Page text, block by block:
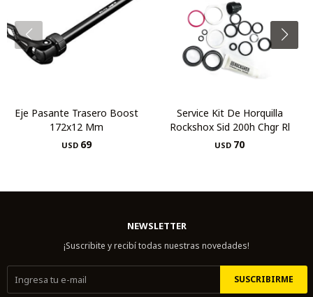
Eje Pasante Trasero Boost
172x12 Mm
USD 69
Service Kit De Horquilla
Rockshox Sid 200h Chgr Rl
USD 70
NEWSLETTER
¡Suscribite y recibí todas nuestras novedades!
SUSCRIBIRME